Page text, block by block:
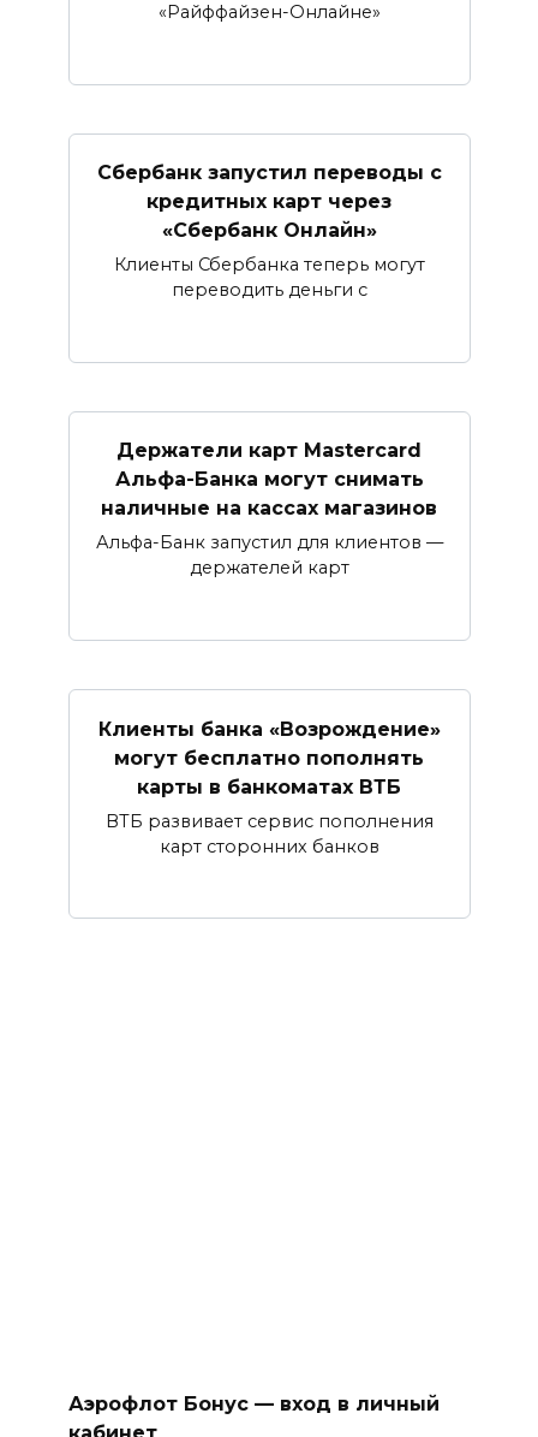
«Райффайзен-Онлайне»
Сбербанк запустил переводы с
кредитных карт через
«Сбербанк Онлайн»​​​​​​​
Клиенты Сбербанка теперь могут
переводить деньги с
Держатели карт Mastercard
Альфа-Банка могут снимать
наличные ​на кассах магазинов​
Альфа-Банк запустил для клиентов —
держателей карт
Клиенты банка «Возрождение»
могут бесплатно пополнять
карты в банкоматах ВТБ
ВТБ развивает сервис пополнения
карт сторонних банков
Аэрофлот Бонус — вход в личный
кабинет